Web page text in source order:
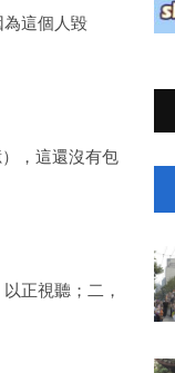
這個人毀
，這還沒有包
正視聽；二，